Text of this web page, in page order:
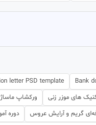
Bank
letter PSD template
های موزر زنی ورکشاپ ماساژ
گریم و آرایش عروس دوره